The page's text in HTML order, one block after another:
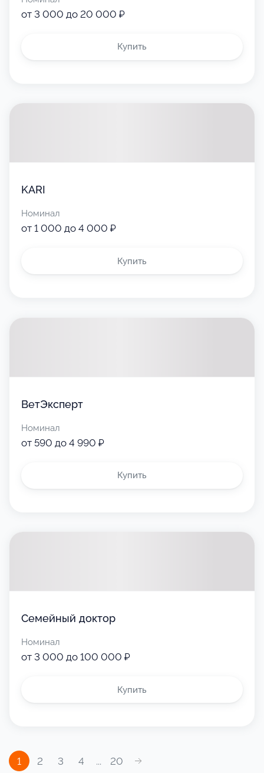
от 3 000 до 20 000 ₽
Купить
KARI
Номинал
от 1 000 до 4 000 ₽
Купить
ВетЭксперт
Номинал
от 590 до 4 990 ₽
Купить
Семейный доктор
Номинал
от 3 000 до 100 000 ₽
Купить
1 2 3 4 ... 20